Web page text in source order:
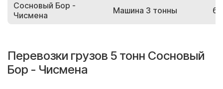
Сосновый Бор -
Чисмена
Машина 3 тонны
Перевозки грузов 5 тонн Сосновый
Бор - Чисмена